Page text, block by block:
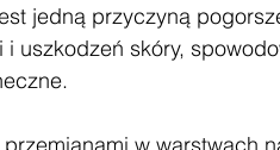
jedną przyczyną
uszkodzeń skóry,
w warstwach